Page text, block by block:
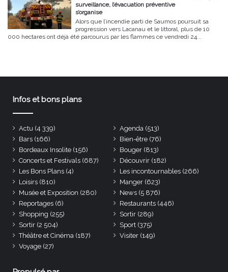
surveillance, l’évacuation préventive
s’organise
Alors que l’incendie parti de Saumos poursuit sa
progression vers Lacanau et le littoral, plus de 10
000 hectares ont déjà été parcourus par les flammes ce vendredi 24...
Infos et bons plans
Actu (4 339) Agenda (513)
Bars (166) Bien-être (76)
Bordeaux Insolite (156) Bouger (813)
Concerts et Festivals (687) Découvrir (182)
Les Bons Plans (4) Les incontournables (266)
Loisirs (810) Manger (623)
Musée et Exposition (280) News (5 876)
Reportages (6) Restaurants (446)
Shopping (255) Sortir (289)
Sortir (2 504) Sport (375)
Théâtre et Cinéma (187) Visiter (149)
Voyage (27)